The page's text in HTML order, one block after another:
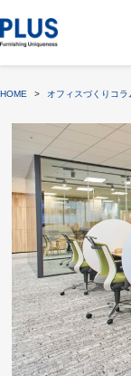
HOME > オフィスづくりコラ